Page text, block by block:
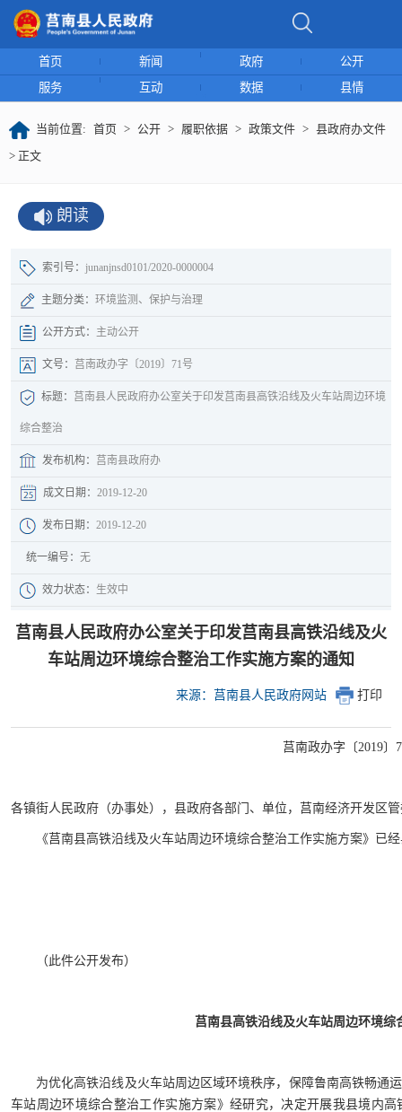
首页 新闻 政府
公开
服务
互动 数据 县情
当前位置: 首页 > 公开 > 履职依据 > 政策文件 > 县政府办文件
> 正文
朗读
索引号： junanjnsd0101/2020-0000004
主题分类： 环境监测、保护与治理
公开方式： 主动公开
文号： 莒南政办字〔2019〕71号
标题： ​​​莒南县人民政府办公室关于印发莒南县高铁沿线及火车站周边环境
综合整治
发布机构： 莒南县政府办
成文日期： 2019-12-20
发布日期： 2019-12-20
统一编号： 无
效力状态： 生效中
​​​莒南县人民政府办公室关于印发莒南县高铁沿线及火
车站周边环境综合整治工作实施方案的通知
来源：莒南县人民政府网站 打印
莒南政办字〔2019〕
各镇街人民政府（办事处），县政府各部门、单位，莒南经济开发区
《莒南县高铁沿线及火车站周边环境综合整治工作实施方案》已
（此件公开发布）
莒南县高铁沿线及火车站周边环境综
为优化高铁沿线及火车站周边区域环境秩序，保障鲁南高铁畅通
车站周边环境综合整治工作实施方案》经研究，决定开展我县境内